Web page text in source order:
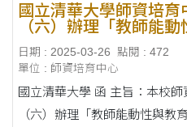
國立清華大學師資培育
（六）辦理「教師能
術研討會，即刻起廣大
114年4月30日
日期 : 2025-03-26
點閱 : 472
單位 : 師資培育中心
國立清華大學 函 主旨：本校師資培育中心訂於114年6月7日
（六）辦理「教師能動性與教